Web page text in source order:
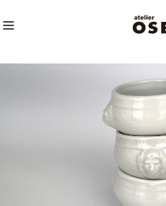
おすすめキーワード